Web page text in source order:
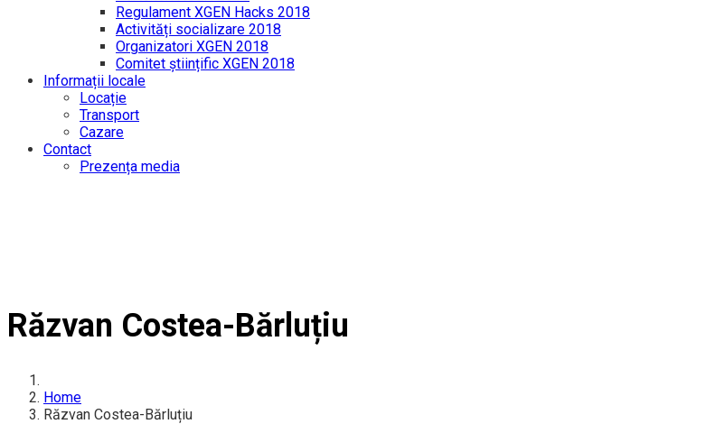
Regulament XGEN Hacks 2018
Activități socializare 2018
Organizatori XGEN 2018
Comitet științific XGEN 2018
Informații locale
Locație
Transport
Cazare
Contact
Prezența media
Răzvan Costea-Bărluțiu
Home
Răzvan Costea-Bărluțiu